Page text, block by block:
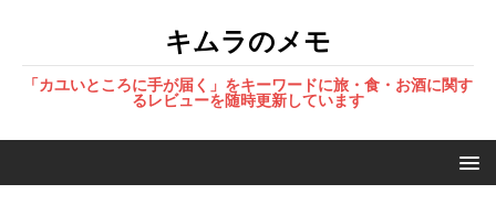
キムラのメモ
「カユいところに手が届く」をキーワードに旅・食・お酒に関す
るレビューを随時更新しています